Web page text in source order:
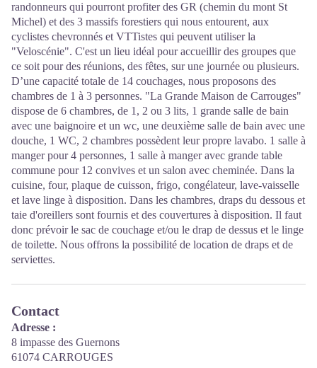
randonneurs qui pourront profiter des GR (chemin du mont St
Michel) et des 3 massifs forestiers qui nous entourent, aux
cyclistes chevronnés et VTTistes qui peuvent utiliser la
"Veloscénie". C'est un lieu idéal pour accueillir des groupes que
ce soit pour des réunions, des fêtes, sur une journée ou plusieurs.
D’une capacité totale de 14 couchages, nous proposons des
chambres de 1 à 3 personnes. "La Grande Maison de Carrouges"
dispose de 6 chambres, de 1, 2 ou 3 lits, 1 grande salle de bain
avec une baignoire et un wc, une deuxième salle de bain avec une
douche, 1 WC, 2 chambres possèdent leur propre lavabo. 1 salle à
manger pour 4 personnes, 1 salle à manger avec grande table
commune pour 12 convives et un salon avec cheminée. Dans la
cuisine, four, plaque de cuisson, frigo, congélateur, lave-vaisselle
et lave linge à disposition. Dans les chambres, draps du dessous et
taie d'oreillers sont fournis et des couvertures à disposition. Il faut
donc prévoir le sac de couchage et/ou le drap de dessus et le linge
de toilette. Nous offrons la possibilité de location de draps et de
serviettes.
Contact
Adresse :
8 impasse des Guernons
61074 CARROUGES